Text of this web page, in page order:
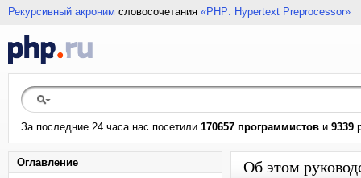
Рекурсивный акроним словосочетания «PHP: Hypertext Preprocessor»
За последние 24 часа нас посетили 170657 программистов и 9339
Оглавление Об этом